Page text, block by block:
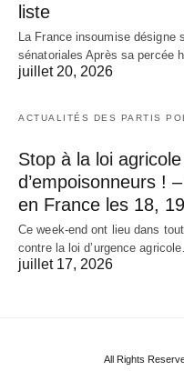
liste
La France insoumise désigne
sénatoriales Après sa percée
juillet 20, 2026
ACTUALITÉS DES PARTIS
Stop à la loi
d’empoisonneurs !
en France les 18,
Ce week-end ont lieu dans
contre la loi d’urgence
juillet 17, 2026
All Rights